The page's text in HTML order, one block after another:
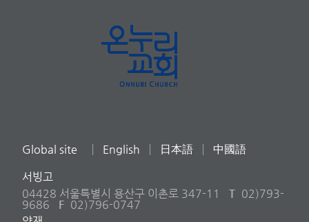
Global site English 日本語 中國語
서빙고
04428 서울특별시 용산구 이촌로 347-11
T 02)793-
9686
F 02)796-0747